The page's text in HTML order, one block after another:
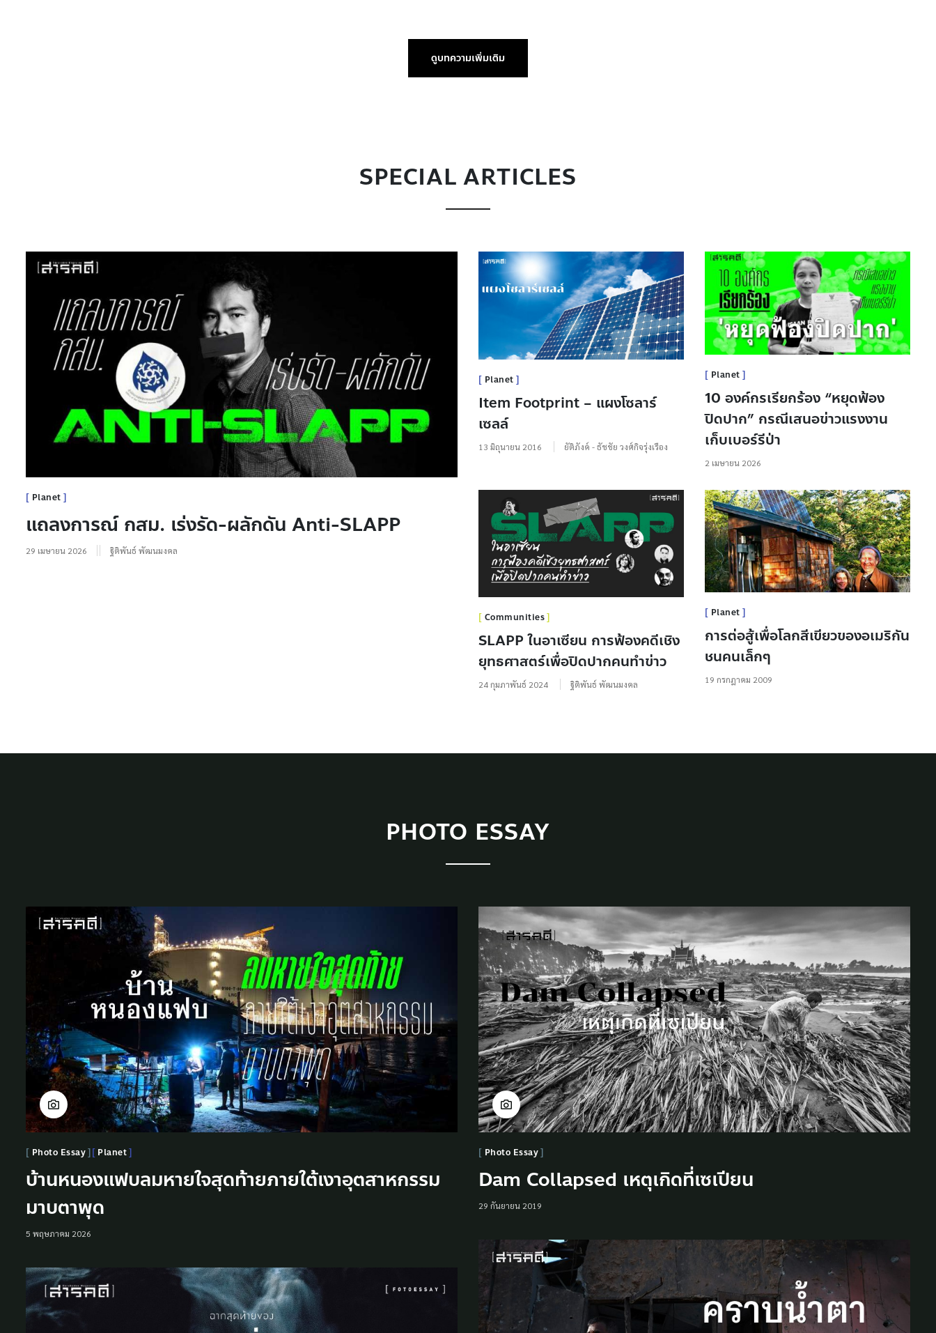
ดูบทความเพิ่มเติม
SPECIAL ARTICLES
Planet
แถลงการณ์ กสม. เร่งรัด-ผลักดัน Anti-SLAPP
29 เมษายน 2026 ฐิติพันธ์ พัฒนมงคล
Planet
Item Footprint – แผงโซลาร์
เซลล์
13 มิถุนายน 2016 ยัติภังค์ - ธัชชัย วงศ์กิจรุ่งเรือง
Planet
10 องค์กรเรียกร้อง “หยุดฟ้อง
ปิดปาก” กรณีเสนอข่าวแรงงาน
เก็บเบอร์รีป่า
2 เมษายน 2026
Communities
SLAPP ในอาเซียน การฟ้องคดีเชิง
ยุทธศาสตร์เพื่อปิดปากคนทำข่าว
24 กุมภาพันธ์ 2024 ฐิติพันธ์ พัฒนมงคล
Planet
การต่อสู้เพื่อโลกสีเขียวของอเมริกัน
ชนคนเล็กๆ
19 กรกฎาคม 2009
PHOTO ESSAY
Photo Essay Planet
บ้านหนองแฟบลมหายใจสุดท้ายภายใต้เงาอุตสาหกรรม
มาบตาพุด
5 พฤษภาคม 2026
Photo Essay
Dam Collapsed เหตุเกิดที่เซเปียน
29 กันยายน 2019